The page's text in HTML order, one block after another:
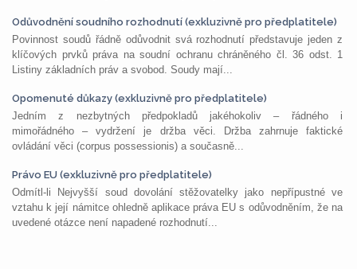
Odůvodnění soudního rozhodnutí (exkluzivně pro předplatitele)
Povinnost soudů řádně odůvodnit svá rozhodnutí představuje jeden z
klíčových prvků práva na soudní ochranu chráněného čl. 36 odst. 1
Listiny základních práv a svobod. Soudy mají...
Opomenuté důkazy (exkluzivně pro předplatitele)
Jedním z nezbytných předpokladů jakéhokoliv – řádného i
mimořádného – vydržení je držba věci. Držba zahrnuje faktické
ovládání věci (corpus possessionis) a současně...
Právo EU (exkluzivně pro předplatitele)
Odmítl-li Nejvyšší soud dovolání stěžovatelky jako nepřípustné ve
vztahu k její námitce ohledně aplikace práva EU s odůvodněním, že na
uvedené otázce není napadené rozhodnutí...